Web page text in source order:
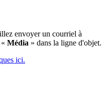
envoyer un courriel à
Média » dans la ligne d'objet.
ici.